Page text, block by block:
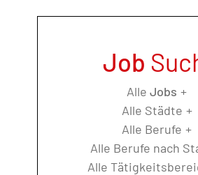
Job
Alle Jobs
Alle Städte
Alle Berufe
Alle Berufe nach
Alle